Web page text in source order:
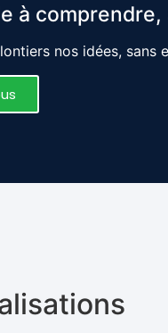
à comprendre,
nos idées, sans